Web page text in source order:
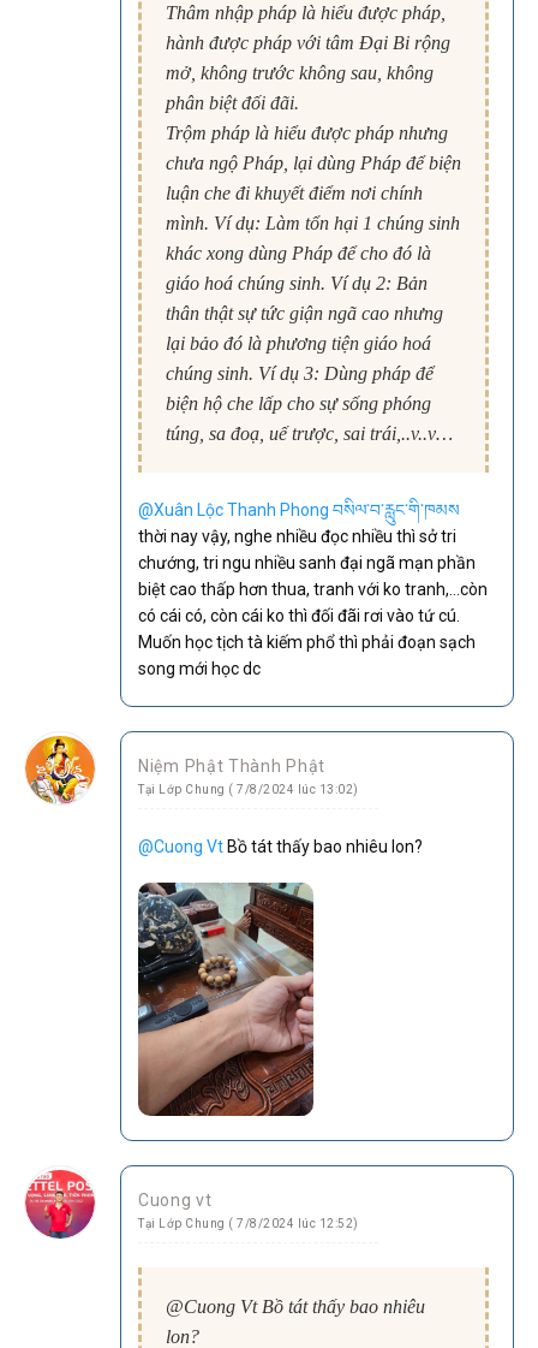
Thâm nhập pháp là hiểu được pháp,
hành được pháp với tâm Đại Bi rộng
mở, không trước không sau, không
phân biệt đối đãi.
Trộm pháp là hiểu được pháp nhưng
chưa ngộ Pháp, lại dùng Pháp để biện
luận che đi khuyết điểm nơi chính
mình. Ví dụ: Làm tổn hại 1 chúng sinh
khác xong dùng Pháp để cho đó là
giáo hoá chúng sinh. Ví dụ 2: Bản
thân thật sự tức giận ngã cao nhưng
lại bảo đó là phương tiện giáo hoá
chúng sinh. Ví dụ 3: Dùng pháp để
biện hộ che lấp cho sự sống phóng
túng, sa đoạ, uế trược, sai trái,..v..v…
@Xuân Lộc Thanh Phong བསིལ་བ་རླུང་གི་ཁམས
thời nay vậy, nghe nhiều đọc nhiều thì sở tri
chướng, tri ngu nhiều sanh đại ngã mạn phần
biệt cao thấp hơn thua, tranh với ko tranh,…còn
có cái có, còn cái ko thì đối đãi rơi vào tứ cú.
Muốn học tịch tà kiếm phổ thì phải đoạn sạch
song mới học dc
Niệm Phật Thành Phật
Tại Lớp Chung ( 7/8/2024 lúc 13:02)
@Cuong Vt Bồ tát thấy bao nhiêu lon?
Cuong vt
Tại Lớp Chung ( 7/8/2024 lúc 12:52)
@Cuong Vt Bồ tát thấy bao nhiêu
lon?